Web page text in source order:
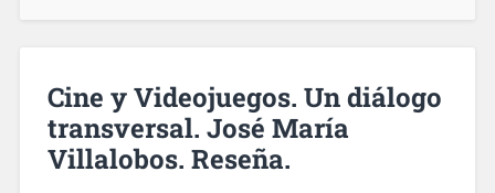
Cine y Videojuegos. Un diálogo
transversal. José María
Villalobos. Reseña.